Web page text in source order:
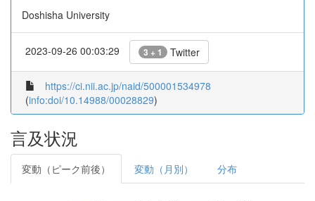
Doshisha University
2023-09-26 00:03:29 3 + 1 Twitter
https://ci.nii.ac.jp/naid/500001534978
(info:doi/10.14988/00028829)
言及状況
変動（ピーク前後） 変動（月別） 分布